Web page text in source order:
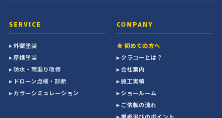
SERVICE
▸ 外壁塗装
▸ 屋根塗装
▸ 防水・雨漏り改修
▸ ドローン点検・診断
▸ カラーシミュレーション
COMPANY
初めての方へ
▸ クラコーとは？
▸ 会社案内
▸ 施工実績
▸ ショールーム
▸ ご依頼の流れ
▸ 業者選びのポイント